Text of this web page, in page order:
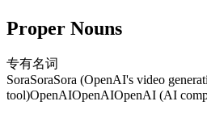
Proper Nouns
专有名词
SoraSoraSora (OpenAI's video
tool)OpenAIOpenAIOpenAI (AI